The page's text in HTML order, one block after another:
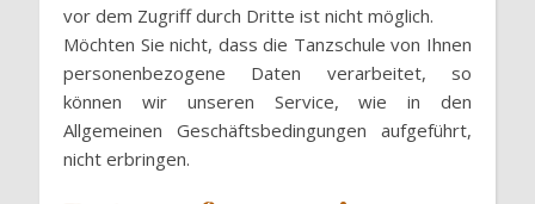
vor dem Zugriff durch Dritte ist nicht möglich.
Möchten Sie nicht, dass die Tanzschule von Ihnen
personenbezogene Daten verarbeitet, so
können wir unseren Service, wie in den
Allgemeinen Geschäftsbedingungen aufgeführt,
nicht erbringen.